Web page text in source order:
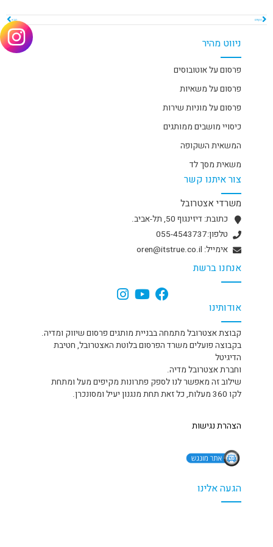
הקודם הבא
הגעה אלינו
אודותינו
קבוצת אצטרובל מתמחה בבניית מותגים פרסום שיווק ומדיה.
בקבוצה פועלים משרד הפרסום בלוטת האצטרובל, חטיבת
הדיגיטל
וחברת אצטרובל מדיה.
שילוב זה מאפשר לנו לספק פתרונות מקיפים מעל ומתחת
לקו 360 מעלות, כל זאת תחת מנגנון יעיל ומסונכרן.
הצהרת נגישות
צור איתנו קשר
משרדי אצטרובל
כתובת: דיזינגוף 50, תל-אביב.
טלפון:055-4543737
אימייל: oren@itstrue.co.il
אנחנו ברשת
ניווט מהיר
פרסום על אוטובוסים
פרסום על משאיות
פרסום על מוניות שירות
כיסויי מושבים ממותגים
המשאית השקופה
משאית מסך לד